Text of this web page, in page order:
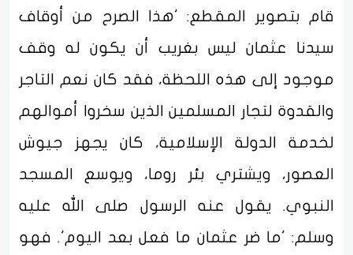
قام بتصوير المقطع: 'هذا الصرح من أوقاف
سيدنا عثمان ليس بغريب أن يكون له وقف
موجود إلى هذه اللحظة، فقد كان نعم التاجر
والقدوة لتجار المسلمين الذين سخروا أموالهم
لخدمة الدولة الإسلامية، كان يجهز جيوش
العصور، ويشتري بئر روما، ويوسع المسجد
النبوي. يقول عنه الرسول صلى الله عليه
وسلم: 'ما ضر عثمان ما فعل بعد اليوم'. فهو